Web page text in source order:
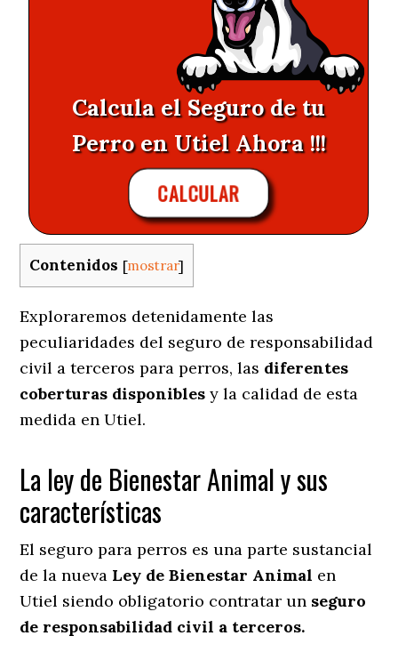
Calcula el Seguro de tu
Perro en Utiel Ahora !!!
CALCULAR
Contenidos [mostrar]
Exploraremos detenidamente las
peculiaridades del seguro de responsabilidad
civil a terceros para perros, las diferentes
coberturas disponibles y la calidad de esta
medida en Utiel.
La ley de Bienestar Animal y sus
características
El seguro para perros es una parte sustancial
de la nueva Ley de Bienestar Animal en
Utiel siendo obligatorio contratar un seguro
de responsabilidad civil a terceros.